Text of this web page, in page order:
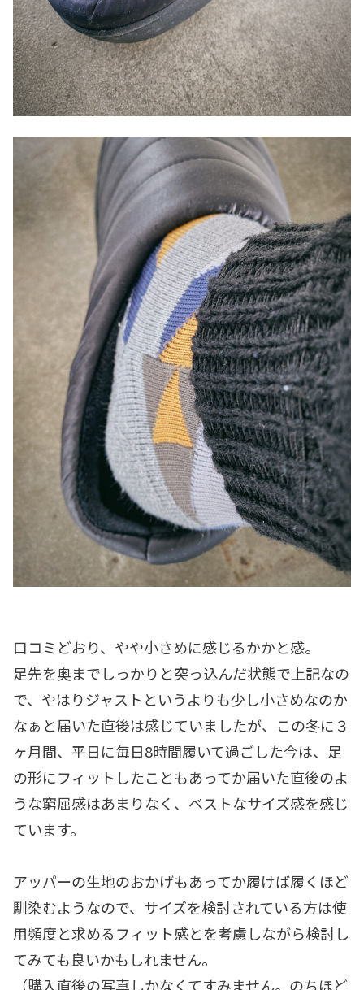
口コミどおり、やや小さめに感じるかかと感。
足先を奥までしっかりと突っ込んだ状態で上記なの
で、やはりジャストというよりも少し小さめなのか
なぁと届いた直後は感じていましたが、この冬に３
ヶ月間、平日に毎日8時間履いて過ごした今は、足
の形にフィットしたこともあってか届いた直後のよ
うな窮屈感はあまりなく、ベストなサイズ感を感じ
ています。
アッパーの生地のおかげもあってか履けば履くほど
馴染むようなので、サイズを検討されている方は使
用頻度と求めるフィット感とを考慮しながら検討し
てみても良いかもしれません。
（購入直後の写真しかなくてすみません。のちほど